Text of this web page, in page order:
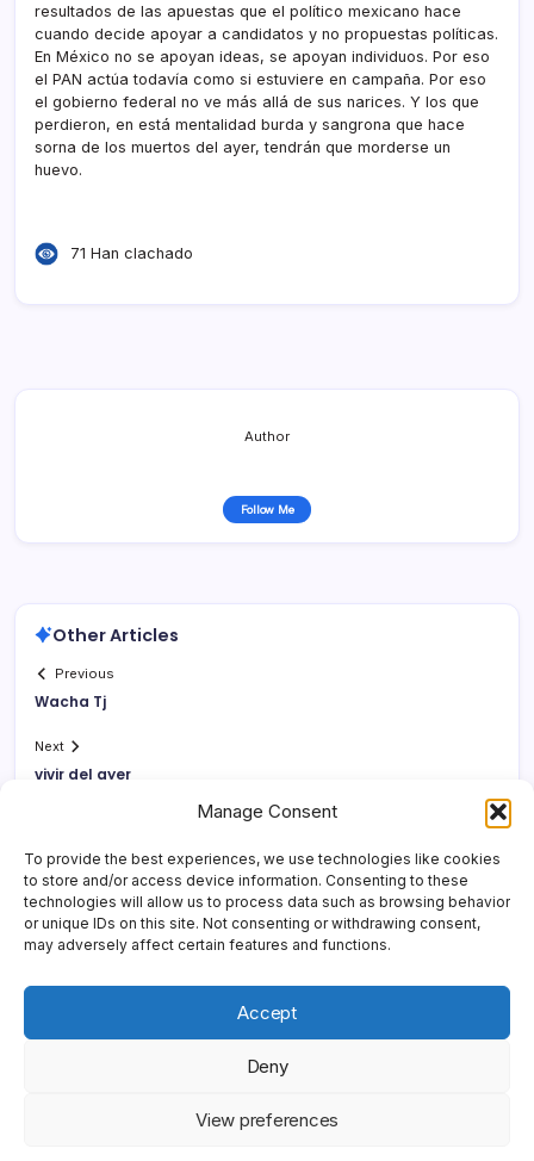
Manage Consent
To provide the best experiences, we use technologies like cookies
to store and/or access device information. Consenting to these
technologies will allow us to process data such as browsing behavior
or unique IDs on this site. Not consenting or withdrawing consent,
may adversely affect certain features and functions.
Accept
Deny
View preferences
resultados de las apuestas que el polí­tico mexicano hace
cuando decide apoyar a candidatos y no propuestas polí­ticas.
En México no se apoyan ideas, se apoyan individuos. Por eso
el PAN actúa todaví­a como si estuviere en campaña. Por eso
el gobierno federal no ve más allá de sus narices. Y los que
perdieron, en está mentalidad burda y sangrona que hace
sorna de los muertos del ayer, tendrán que morderse un
huevo.
71 Han clachado
Author
Follow Me
Other Articles
Previous
Wacha Tj
Next
vivir del ayer
Yonder Lies It. All rights reserved.